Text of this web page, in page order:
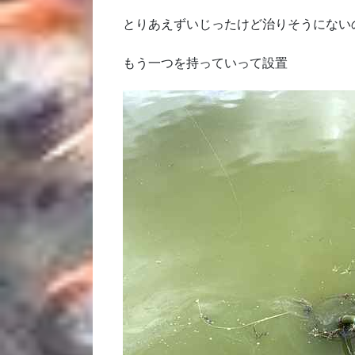
とりあえずいじったけど治りそうにない
もう一つを持っていって設置